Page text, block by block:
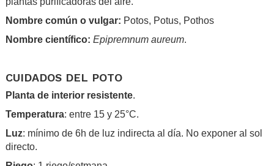
Nombre común o vulgar: Potos, Potus, Pothos
Nombre científico: Epipremnum aureum.
CUIDADOS DEL POTO
Planta de interior resistente.
Temperatura: entre 15 y 25°C.
Luz: mínimo de 6h de luz indirecta al día. No exponer al sol
directo.